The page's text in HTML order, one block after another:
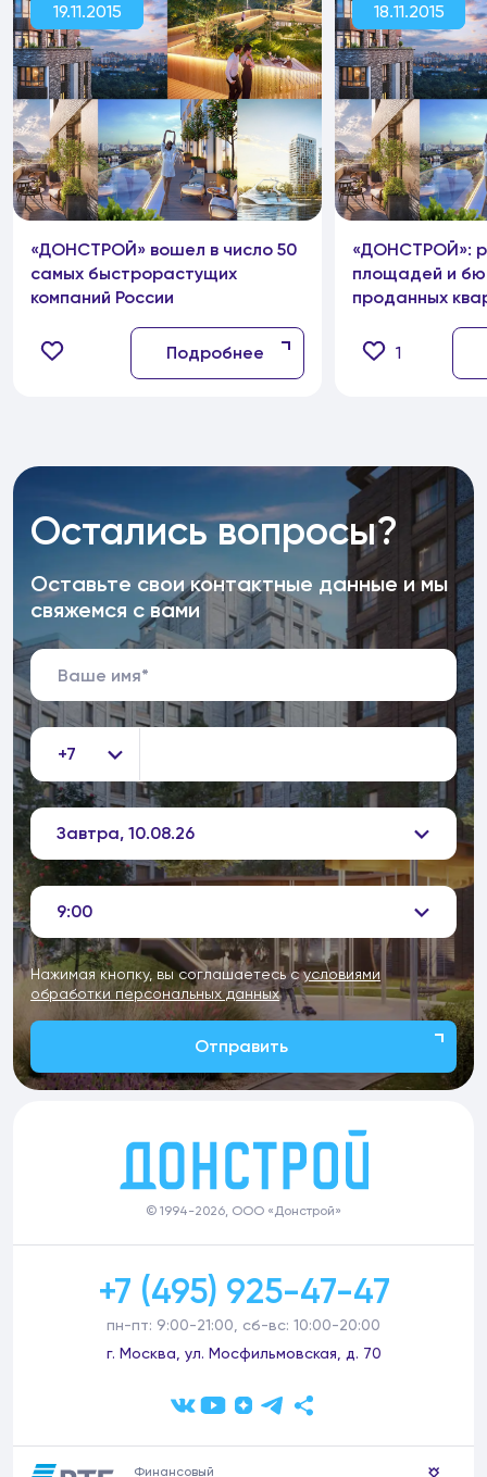
19.11.2015
«ДОНСТРОЙ» вошел в число 50
самых быстрорастущих
компаний России
Подробнее
18.11.2015
«ДОНСТРОЙ»:
площадей и
проданных
1
Остались вопросы?
Оставьте свои контактные данные и мы
свяжемся с вами
+7
Завтра, 10.08.26
9:00
Нажимая кнопку, вы соглашаетесь сусловиями
обработки персональных данных
Отправить
© 1994-2026, ООО «Донстрой»
+7 (495) 925-47-47
пн-пт: 9:00-21:00, сб-вс: 10:00-20:00
г. Москва, ул. Мосфильмовская, д. 70
Финансовый